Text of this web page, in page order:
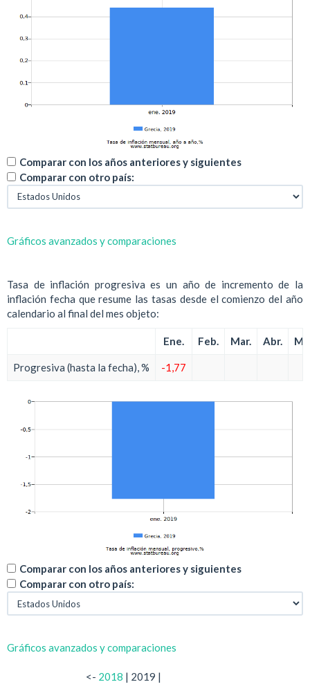
Comparar con los años anteriores y siguientes
Comparar con otro país:
Gráficos avanzados y comparaciones
Tasa de inflación progresiva es un año de incremento de la
inflación fecha que resume las tasas desde el comienzo del año
calendario al final del mes objeto:
Ene. Feb. Mar. Abr.
Progresiva (hasta la fecha), % -1,77
Comparar con los años anteriores y siguientes
Comparar con otro país:
Gráficos avanzados y comparaciones
<- 2018 | 2019 |